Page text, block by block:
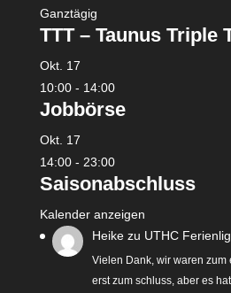
Ganztägig
TTT – Taunus Triple
Okt. 17
10:00- 14:00
Jobbörse
Okt. 17
14:00- 23:00
Saisonabschluss
Kalender anzeigen
Heike zu UTHC
Vielen Dank, wir waren
erst zum schluss, aber es